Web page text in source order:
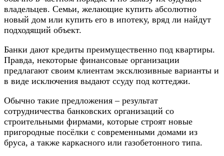
владельцев. Семьи, желающие купить абсолютно
новый дом или купить его в ипотеку, вряд ли найдут
подходящий объект.
Банки дают кредиты преимущественно под квартиры.
Правда, некоторые финансовые организации
предлагают своим клиентам эксклюзивные варианты и
в виде исключения выдают ссуду под коттеджи.
Обычно такие предложения – результат
сотрудничества банковских организаций со
строительными фирмами, которые строят новые
пригородные посёлки с современными домами из
бруса, а также каркасного или газобетонного типа.